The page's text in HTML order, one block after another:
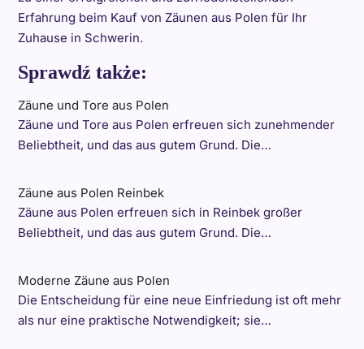
Erfahrung beim Kauf von Zäunen aus Polen für Ihr
Zuhause in Schwerin.
Sprawdź także:
Zäune und Tore aus Polen
Zäune und Tore aus Polen erfreuen sich zunehmender
Beliebtheit, und das aus gutem Grund. Die…
Zäune aus Polen Reinbek
Zäune aus Polen erfreuen sich in Reinbek großer
Beliebtheit, und das aus gutem Grund. Die…
Moderne Zäune aus Polen
Die Entscheidung für eine neue Einfriedung ist oft mehr
als nur eine praktische Notwendigkeit; sie…